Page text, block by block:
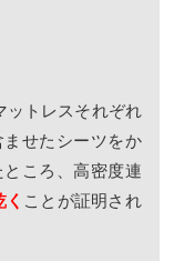
ットレスそれぞれ
せたシーツをか
ころ、高密度連
ことが証明され